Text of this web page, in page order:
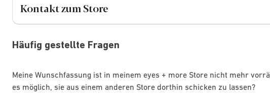
Kontakt zum Store
Häufig gestellte Fragen
Meine Wunschfassung ist in meinem eyes + more Store nicht mehr
es möglich, sie aus einem anderen Store dorthin schicken zu lassen?